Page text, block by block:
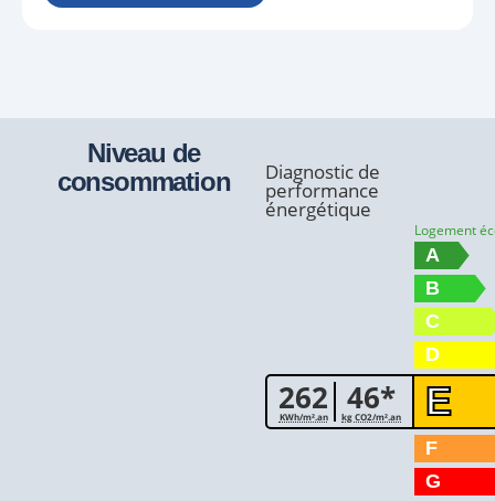
Niveau de
consommation
Diagnostic de
performance
énergétique
262
KWh/m².an 46*
kg CO2/m².an
Logement
A
B
C
D
E
F
G